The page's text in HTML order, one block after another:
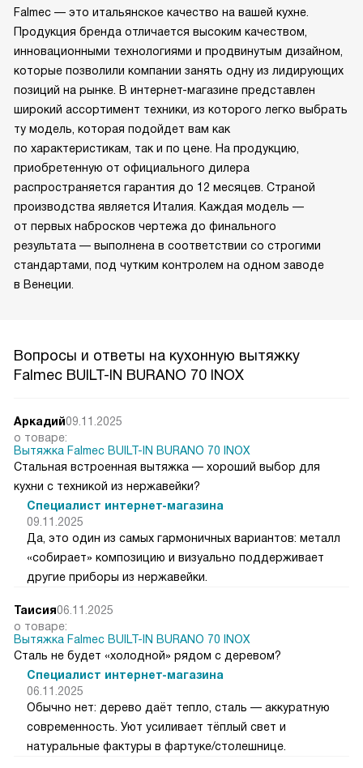
Falmec — это итальянское качество на вашей кухне.
Продукция бренда отличается высоким качеством,
инновационными технологиями и продвинутым дизайном,
которые позволили компании занять одну из лидирующих
позиций на рынке. В интернет-магазине представлен
широкий ассортимент техники, из которого легко выбрать
ту модель, которая подойдет вам как
по характеристикам, так и по цене. На продукцию,
приобретенную от официального дилера
распространяется гарантия до 12 месяцев. Страной
производства является Италия. Каждая модель —
от первых набросков чертежа до финального
результата — выполнена в соответствии со строгими
стандартами, под чутким контролем на одном заводе
в Венеции.
Вопросы и ответы на кухонную вытяжку
Falmec BUILT-IN BURANO 70 INOX
Аркадий09.11.2025
о товаре:
Вытяжка Falmec BUILT-IN BURANO 70 INOX
Стальная встроенная вытяжка — хороший выбор для
кухни с техникой из нержавейки?
Специалист интернет-магазина
09.11.2025
Да, это один из самых гармоничных вариантов: металл
«собирает» композицию и визуально поддерживает
другие приборы из нержавейки.
Таисия06.11.2025
о товаре:
Вытяжка Falmec BUILT-IN BURANO 70 INOX
Сталь не будет «холодной» рядом с деревом?
Специалист интернет-магазина
06.11.2025
Обычно нет: дерево даёт тепло, сталь — аккуратную
современность. Уют усиливает тёплый свет и
натуральные фактуры в фартуке/столешнице.